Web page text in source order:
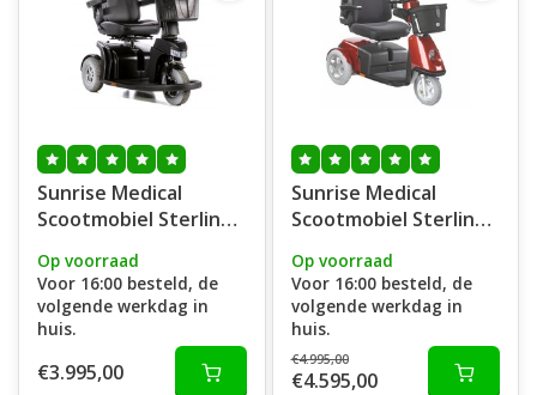
Sunrise Medical
Scootmobiel Sterling
Op voorraad
Voor 16:00 besteld, de
volgende werkdag in
huis.
€3.995,00
Sunrise Medical
Scootmobiel Sterling
Op voorraad
Voor 16:00 besteld, de
volgende werkdag in
huis.
€4.995,00
€4.595,00